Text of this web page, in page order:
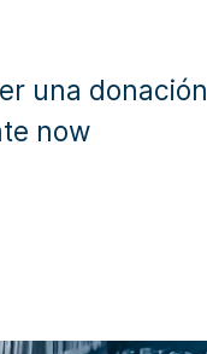
una donación
now